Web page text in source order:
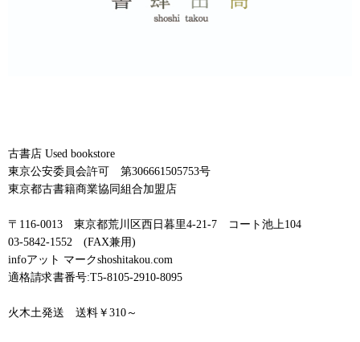
古書店 Used bookstore
東京公安委員会許可 第306661505753号
東京都古書籍商業協同組合加盟店
〒116-0013 東京都荒川区西日暮里4-21-7 コート池上104
03-5842-1552 (FAX兼用)
infoアット マークshoshitakou.com
適格請求書番号:T5-8105-2910-8095
火木土発送 送料￥310～